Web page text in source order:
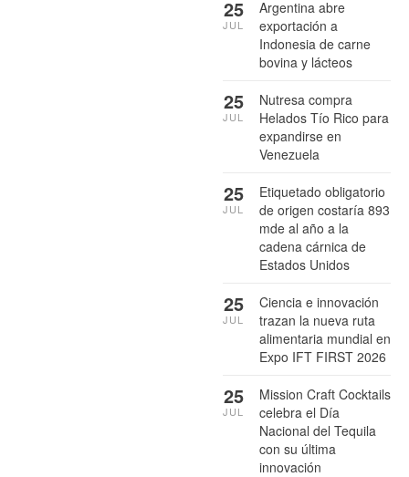
Argentina abre
exportación a
Indonesia de carne
bovina y lácteos
25
JUL
Nutresa compra
Helados Tío Rico para
expandirse en
Venezuela
25
JUL
Etiquetado obligatorio
de origen costaría 893
mde al año a la
cadena cárnica de
Estados Unidos
25
JUL
Ciencia e innovación
trazan la nueva ruta
alimentaria mundial en
Expo IFT FIRST 2026
25
JUL
Mission Craft Cocktails
celebra el Día
Nacional del Tequila
con su última
innovación
25
JUL